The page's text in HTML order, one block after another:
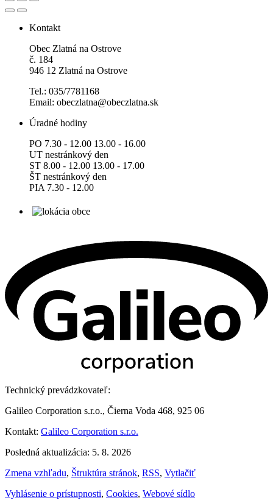
Kontakt
Obec Zlatná na Ostrove
č. 184
946 12 Zlatná na Ostrove
Tel.: 035/7781168
Email: obeczlatna@obeczlatna.sk
Úradné hodiny
PO 7.30 - 12.00 13.00 - 16.00
UT nestránkový den
ST 8.00 - 12.00 13.00 - 17.00
ŠT nestránkový den
PIA 7.30 - 12.00
Technický prevádzkovateľ:
Galileo Corporation s.r.o., Čierna Voda 468, 925 06
Kontakt: Galileo Corporation s.r.o.
Posledná aktualizácia: 5. 8. 2026
Zmena vzhľadu, Štruktúra stránok, RSS, Vytlačiť
Vyhlásenie o prístupnosti, Cookies, Webové sídlo